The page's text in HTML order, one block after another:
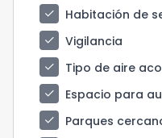
check
Habitación de
check
Vigilancia
check
Tipo de aire
check
Espacio para
check
Parques